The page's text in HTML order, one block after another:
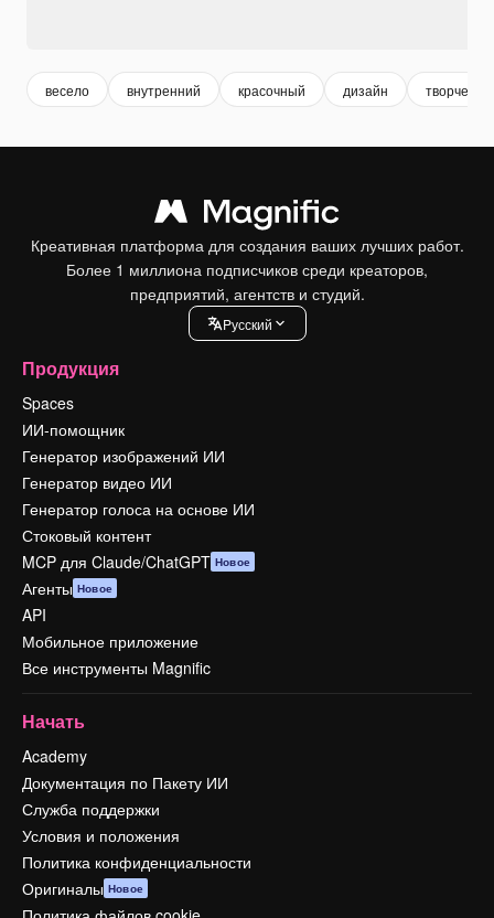
весело внутренний красочный дизайн
Креативная платформа для создания ваших лучших работ.
Более 1 миллиона подписчиков среди креаторов,
предприятий, агентств и студий.
Pусский
Продукция
Spaces
ИИ-помощник
Генератор изображений ИИ
Генератор видео ИИ
Генератор голоса на основе ИИ
Стоковый контент
MCP для Claude/ChatGPT Новое
Агенты Новое
API
Мобильное приложение
Все инструменты Magnific
Начать
Academy
Документация по Пакету ИИ
Служба поддержки
Условия и положения
Политика конфиденциальности
Оригиналы Новое